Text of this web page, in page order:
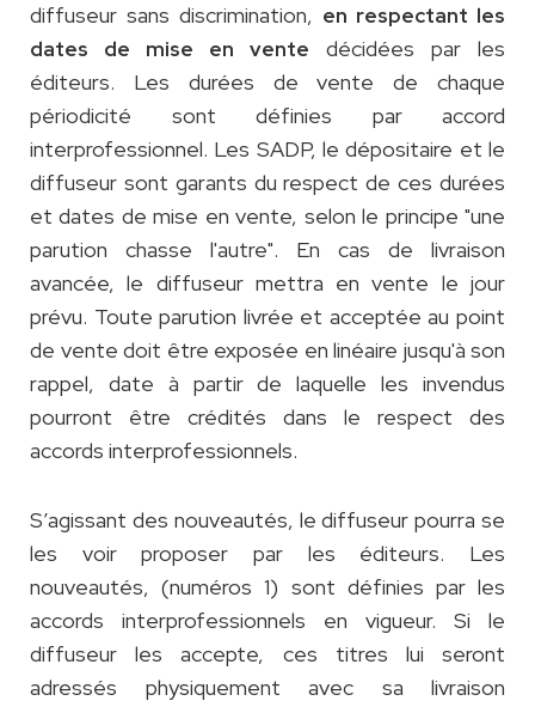
diffuseur sans discrimination, en respectant les
dates de mise en vente décidées par les
éditeurs. Les durées de vente de chaque
périodicité sont définies par accord
interprofessionnel. Les SADP, le dépositaire et le
diffuseur sont garants du respect de ces durées
et dates de mise en vente, selon le principe "une
parution chasse l'autre". En cas de livraison
avancée, le diffuseur mettra en vente le jour
prévu. Toute parution livrée et acceptée au point
de vente doit être exposée en linéaire jusqu'à son
rappel, date à partir de laquelle les invendus
pourront être crédités dans le respect des
accords interprofessionnels.
S’agissant des nouveautés, le diffuseur pourra se
les voir proposer par les éditeurs. Les
nouveautés, (numéros 1) sont définies par les
accords interprofessionnels en vigueur. Si le
diffuseur les accepte, ces titres lui seront
adressés physiquement avec sa livraison